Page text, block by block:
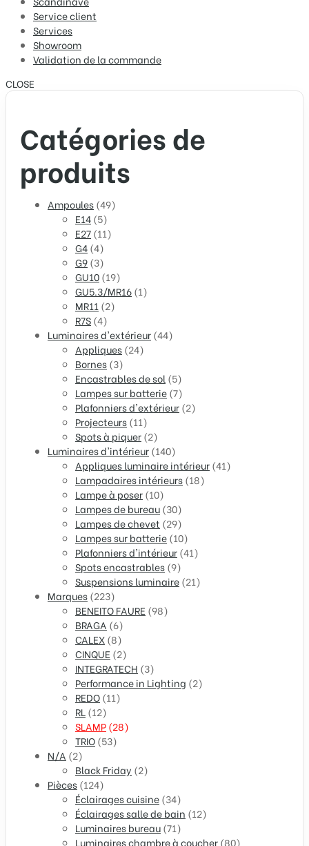
Service client
Services
Showroom
Validation de la commande
CLOSE
Catégories de
produits
Ampoules(49)
E14(5)
E27(11)
G4(4)
G9(3)
GU10(19)
GU5.3/MR16(1)
MR11 (2)
R7S(4)
Luminaires d'extérieur(44)
Appliques(24)
Bornes(3)
Encastrables de sol (5)
Lampes sur batterie(7)
Plafonniers d'extérieur(2)
Projecteurs(11)
Spots à piquer(2)
Luminaires d'intérieur(140)
Appliques luminaire intérieur(41)
Lampadaires intérieurs(18)
Lampe à poser(10)
Lampes de bureau(30)
Lampes de chevet (29)
Lampes sur batterie(10)
Plafonniers d'intérieur(41)
Spots encastrables(9)
Suspensions luminaire(21)
Marques(223)
BENEITO FAURE (98)
BRAGA (6)
CALEX(8)
CINQUE (2)
INTEGRATECH (3)
Performance in Lighting (2)
REDO(11)
RL (12)
SLAMP(28)
TRIO(53)
N/A (2)
Black Friday (2)
Pièces(124)
Éclairages cuisine(34)
Éclairages salle de bain (12)
Luminaires bureau(71)
Luminaires chambre à coucher(80)